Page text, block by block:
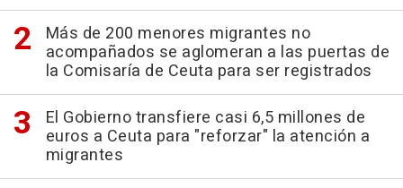
Más de 200 menores migrantes no
acompañados se aglomeran a las puertas de
la Comisaría de Ceuta para ser registrados
El Gobierno transfiere casi 6,5 millones de
euros a Ceuta para "reforzar" la atención a
migrantes